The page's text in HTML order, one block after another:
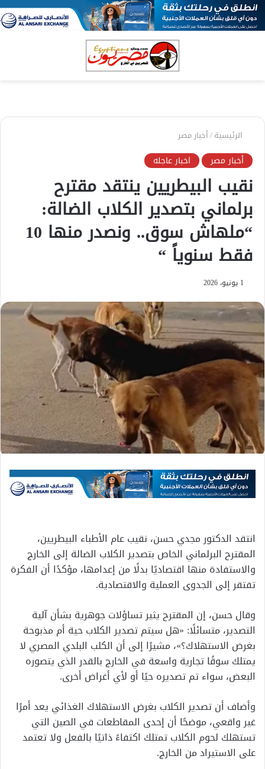
الرئيسية/أخبار مصر
أخبار مصر اخبار عاجله
نقيب البيطريين ينتقد مقترح
برلماني بتصدير الكلاب الضالة:
“ملهاش سوق.. ونصدر منها 10
فقط سنوياً “
1 يونيو، 2026
انتقد الدكتور مجدي حسن، نقيب عام الأطباء البيطريين،
المقترح البرلماني الخاص بتصدير الكلاب الضالة إلى الخارج
والاستفادة منها اقتصاديًا بدلًا من إعدامها، مؤكدًا أن الفكرة
تفتقر إلى الجدوى العملية والاقتصادية.
وقال حسن، إن المقترح يثير تساؤلات جوهرية بشأن آلية
التصدير، متسائلًا: «هل سيتم تصدير الكلاب حية أم مذبوحة
بغرض الاستهلاك؟»، مشيرًا إلى أن الكلب البلدي المصري لا
يمتلك سوقًا تجارية واسعة في الخارج بالقدر الذي يتصوره
البعض، سواء تم تصديره حيًا أو لأي أغراض أخرى.
وأضاف أن تصدير الكلاب بغرض الاستهلاك الغذائي يعد أمرًا
غير واقعي، موضحًا أن إحدى المقاطعات في الصين التي
تستهلك لحوم الكلاب تمتلك اكتفاءً ذاتيًا بالفعل ولا تعتمد
على الاستيراد من الخارج.